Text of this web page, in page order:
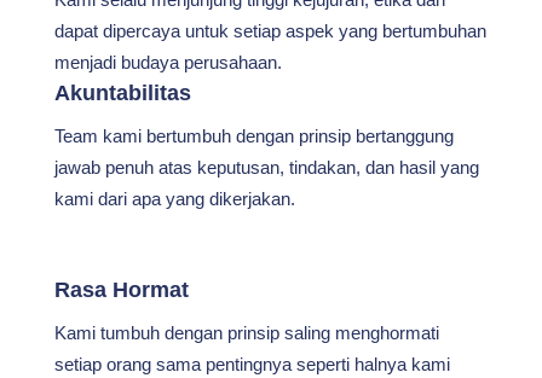
Kami selalu menjunjung tinggi kejujuran, etika dan
dapat dipercaya untuk setiap aspek yang bertumbuhan
menjadi budaya perusahaan.
Akuntabilitas
Team kami bertumbuh dengan prinsip bertanggung
jawab penuh atas keputusan, tindakan, dan hasil yang
kami dari apa yang dikerjakan.
Rasa Hormat
Kami tumbuh dengan prinsip saling menghormati